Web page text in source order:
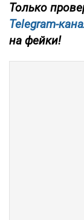
Только
Telegram-
на фейки!